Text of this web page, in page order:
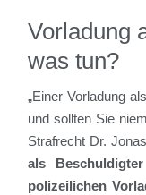
Vorladung
was tun?
„Einer Vorladung
und sollten Sie
Strafrecht Dr.
als
polizeilichen